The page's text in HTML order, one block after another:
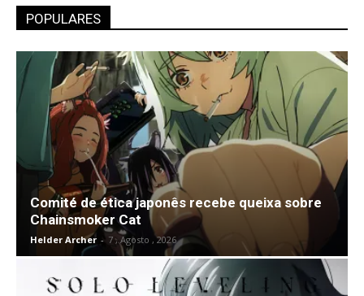
POPULARES
Comité de ética japonês recebe queixa sobre
Chainsmoker Cat
Helder Archer - 7 , Agosto , 2026